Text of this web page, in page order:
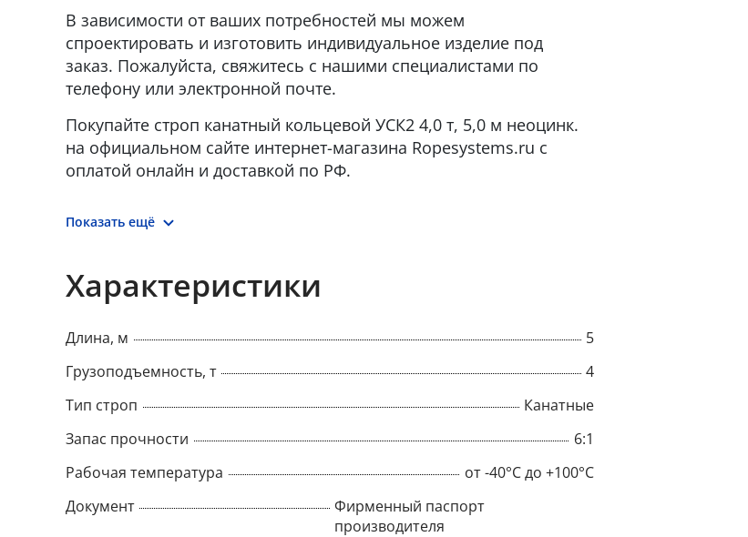
В зависимости от ваших потребностей мы можем
спроектировать и изготовить индивидуальное изделие под
заказ. Пожалуйста, свяжитесь с нашими специалистами по
телефону или электронной почте.
Покупайте строп канатный кольцевой УСК2 4,0 т, 5,0 м неоцинк.
на официальном сайте интернет-магазина Ropesystems.ru с
оплатой онлайн и доставкой по РФ.
Показать ещё
Характеристики
Длина, м
5
Грузоподъемность, т
4
Тип строп
Канатные
Запас прочности
6:1
Рабочая температура
от -40°C до +100°C
Документ
Фирменный паспорт
производителя
Popup